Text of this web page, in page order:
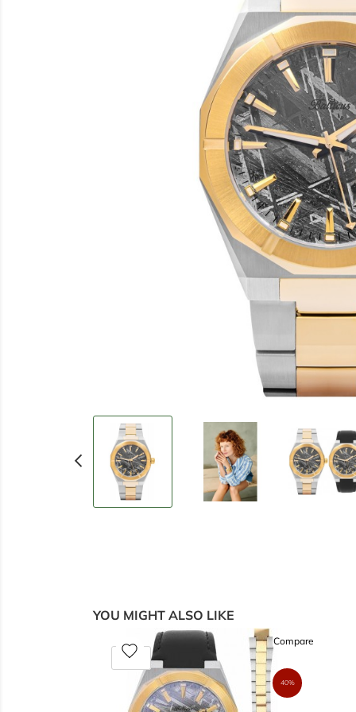
chevron_left
YOU MIGHT ALSO LIKE
Compare
favorite
40%